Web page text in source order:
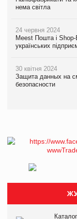
нема світла
24 червня 2024
Meest Пошта і
українських
30 квітня 2024
Защита данных на
безопасности